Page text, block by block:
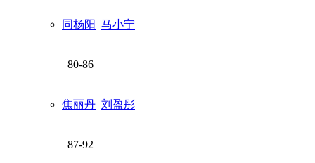
同杨阳 马小宁
80-86
焦丽丹 刘盈彤
87-92